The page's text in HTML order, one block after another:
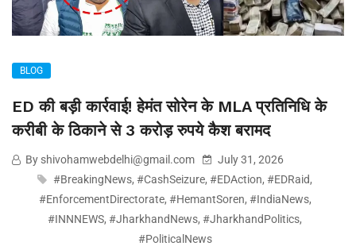
BLOG
ED की बड़ी कार्रवाई! हेमंत सोरेन के MLA प्रतिनिधि के
करीबी के ठिकाने से 3 करोड़ रुपये कैश बरामद
By shivohamwebdelhi@gmail.com
July 31, 2026
#BreakingNews, #CashSeizure, #EDAction, #EDRaid,
#EnforcementDirectorate, #HemantSoren, #IndiaNews,
#INNNEWS, #JharkhandNews, #JharkhandPolitics,
#PoliticalNews